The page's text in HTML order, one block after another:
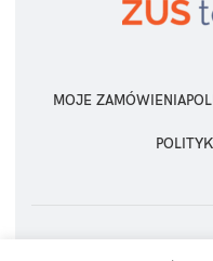
MOJE ZAMÓWIENIA